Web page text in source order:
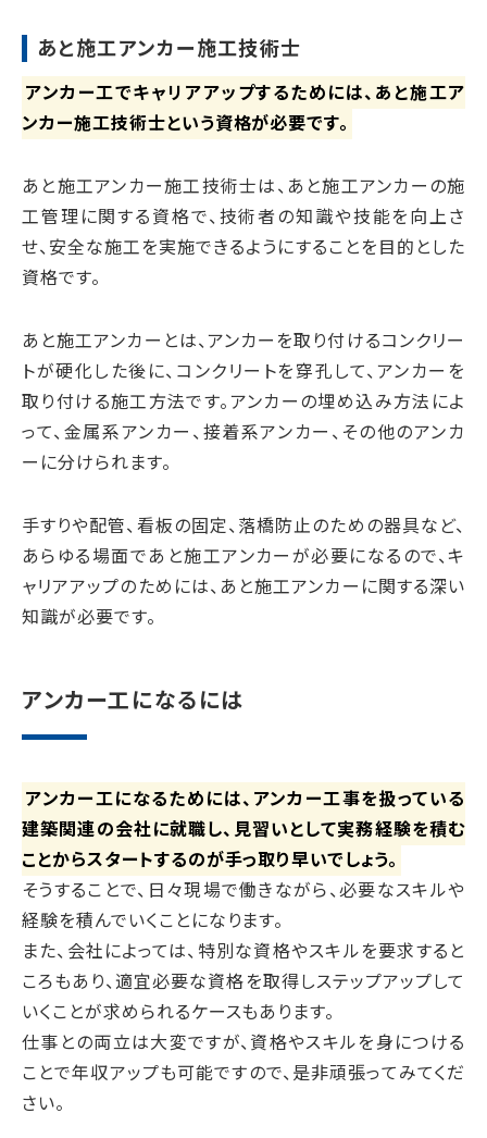
あと施工アンカー施工技術士
アンカー工でキャリアアップするためには、あと施工ア
ンカー施工技術士という資格が必要です。
あと施工アンカー施工技術士は、あと施工アンカーの施
工管理に関する資格で、技術者の知識や技能を向上さ
せ、安全な施工を実施できるようにすることを目的とした
資格です。
あと施工アンカーとは、アンカーを取り付けるコンクリー
トが硬化した後に、コンクリートを穿孔して、アンカーを
取り付ける施工方法です。アンカーの埋め込み方法によ
って、金属系アンカー、接着系アンカー、その他のアンカ
ーに分けられます。
手すりや配管、看板の固定、落橋防止のための器具など、
あらゆる場面であと施工アンカーが必要になるので、キ
ャリアアップのためには、あと施工アンカーに関する深い
知識が必要です。
アンカー工になるには
アンカー工になるためには、アンカー工事を扱っている
建築関連の会社に就職し、見習いとして実務経験を積む
ことからスタートするのが手っ取り早いでしょう。
そうすることで、日々現場で働きながら、必要なスキルや
経験を積んでいくことになります。
また、会社によっては、特別な資格やスキルを要求すると
ころもあり、適宜必要な資格を取得しステップアップして
いくことが求められるケースもあります。
仕事との両立は大変ですが、資格やスキルを身につける
ことで年収アップも可能ですので、是非頑張ってみてくだ
さい。